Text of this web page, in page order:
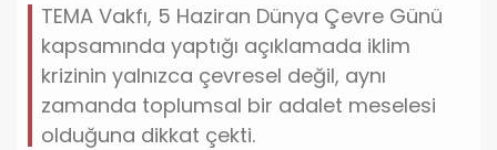
TEMA Vakfı, 5 Haziran Dünya Çevre Günü
kapsamında yaptığı açıklamada iklim
krizinin yalnızca çevresel değil, aynı
zamanda toplumsal bir adalet meselesi
olduğuna dikkat çekti.